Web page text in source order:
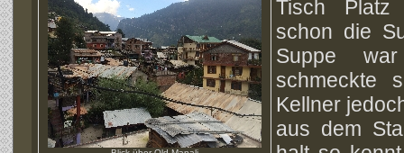
Tisch Platz
schon die
Suppe
schmeckte
Kellner
aus dem